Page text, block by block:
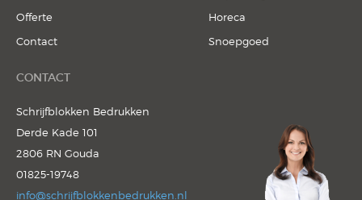
Offerte
Contact
Horeca
Snoepgoed
CONTACT
Schrijfblokken Bedrukken
Derde Kade 101
2806 RN Gouda
01825-19748
info@schrijfblokkenbedrukken.nl